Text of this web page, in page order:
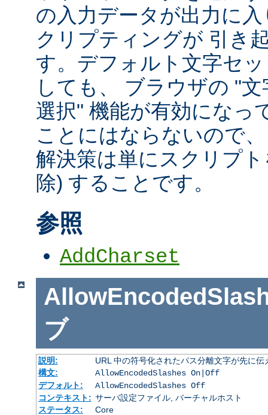
の入力データが出力に
クリプティングが 引き
す。デフォルト文字セ
しても、 ブラウザの "
選択" 機能が有効になっ
ことにはならないので
解決策は単にスクリプ
除) することです。
参照
AddCharset
ブ
説明:
URL 中の符号化されたパス分離文字が先に
構文:
AllowEncodedSlashes On|Off
デフォルト:
AllowEncodedSlashes Off
コンテキスト: サーバ設定ファイル, バーチャルホスト
ステータス:
Core